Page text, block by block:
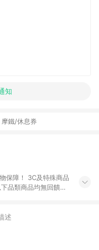
知
摩鐵/休息券
保障！ 3C及特殊商品
1起適用] -內接硬
中心商店之商品：商
述